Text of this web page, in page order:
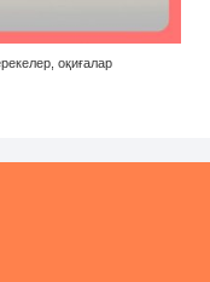
оқиғалар